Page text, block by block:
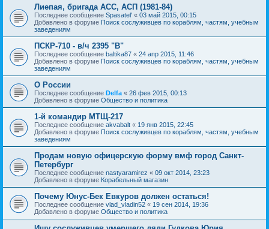
Лиепая, бригада АСС, АСП (1981-84)
Последнее сообщение Spasatel' « 03 май 2015, 00:15
Добавлено в форуме Поиск сослуживцев по кораблям, частям, учебным
заведениям
ПСКР-710 - в/ч 2395 "В"
Последнее сообщение baltika87 « 24 апр 2015, 11:46
Добавлено в форуме Поиск сослуживцев по кораблям, частям, учебным
заведениям
О России
Последнее сообщение Delfa « 26 фев 2015, 00:13
Добавлено в форуме Общество и политика
1-й командир МТЩ-217
Последнее сообщение akvabalt « 19 янв 2015, 22:45
Добавлено в форуме Поиск сослуживцев по кораблям, частям, учебным
заведениям
Продам новую офицерскую форму вмф город Санкт-
Петербург
Последнее сообщение nastyaramirez « 09 окт 2014, 23:23
Добавлено в форуме Корабельный магазин
Почему Юнус-Бек Евкуров должен остаться!
Последнее сообщение vlad_vladin52 « 19 сен 2014, 19:36
Добавлено в форуме Общество и политика